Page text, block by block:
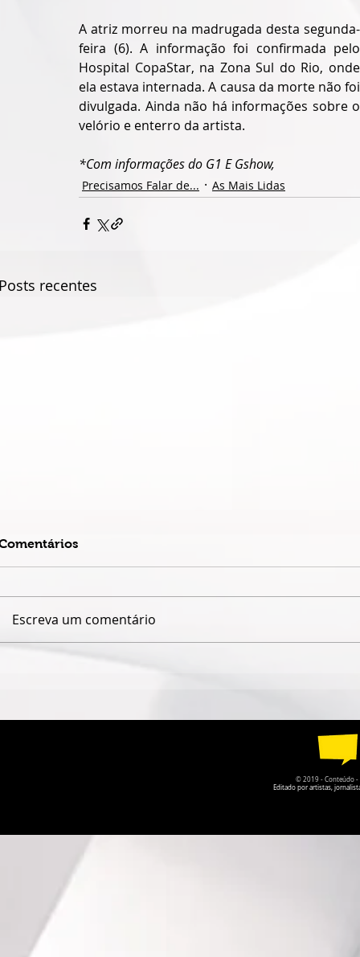
A atriz morreu na madrugada desta segunda-
feira (6). A informação foi confirmada pelo
Hospital CopaStar, na Zona Sul do Rio, onde
ela estava internada. A causa da morte não foi
divulgada. Ainda não há informações sobre o
velório e enterro da artista.
*Com informações do G1 E Gshow,
Precisamos Falar de... As Mais Lidas
recentes
MATURIDADE E O
Escreva um comentário
© 2019 - Conteúdo -
Editado por artistas,